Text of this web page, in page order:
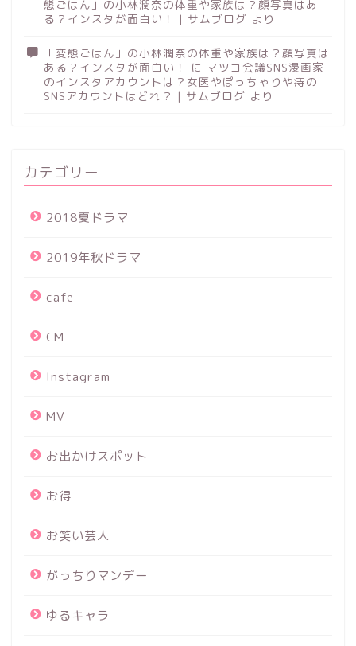
態ごはん」の小林潤奈の体重や家族は？顔写真はあ
る？インスタが面白い！ | サムブログ より
「変態ごはん」の小林潤奈の体重や家族は？顔写真は
ある？インスタが面白い！
に マツコ会議SNS漫画家
のインスタアカウントは？女医やぽっちゃりや痔の
SNSアカウントはどれ？ | サムブログ より
カテゴリー
2018夏ドラマ
2019年秋ドラマ
cafe
CM
Instagram
MV
お出かけスポット
お得
お笑い芸人
がっちりマンデー
ゆるキャラ